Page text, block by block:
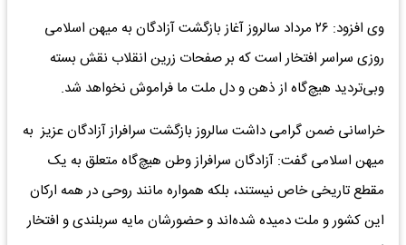
وی افزود: ۲۶ مرداد سالروز آغاز بازگشت آزادگان به میهن اسلامی
روزی سراسر افتخار است که بر صفحات زرین انقلاب نقش بسته
وبی‌تردید هیچ‌گاه از ذهن و دل ملت ما فراموش نخواهد شد.
خراسانی ضمن گرامی داشت سالروز بازگشت سرافراز آزادگان عزیز به
میهن اسلامی گفت: آزادگان سرافراز وطن هیچ‌گاه متعلق به یک
مقطع تاریخی خاص نیستند، بلکه همواره مانند روحی در همه ارکان
این کشور و ملت دمیده شده‌اند و حضورشان مایه سربلندی و افتخار